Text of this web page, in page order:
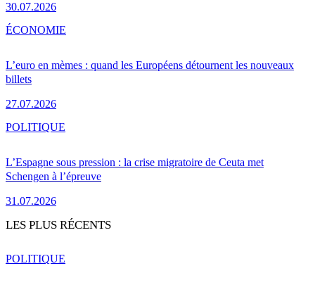
30.07.2026
L’euro en mèmes : quand les Européens détournent les nouveaux
billets
27.07.2026
ÉCONOMIE
L’Espagne sous pression : la crise migratoire de Ceuta met
Schengen à l’épreuve
31.07.2026
POLITIQUE
LES PLUS RÉCENTS
POLITIQUE